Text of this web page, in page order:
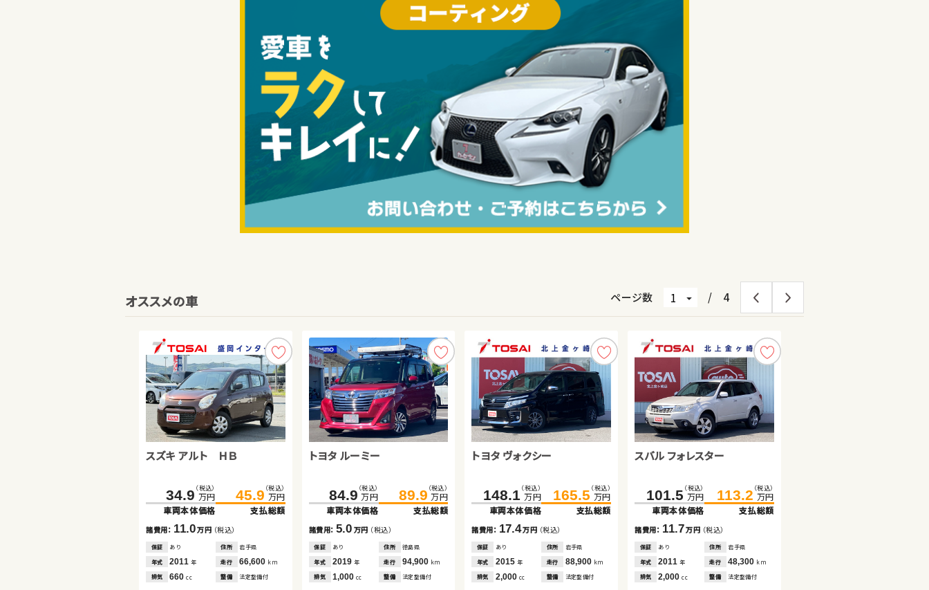
オススメの車 ページ数 / 4
スズキ アルト ＨＢ
34.9 （税込）
万円
車両本体価格
45.9 （税込）
万円
支払総額
諸費用： 11.0万円 （税込）
保証 あり 住所
岩手県
年式
2011年 走行 66,600 km
排気
660cc 整備 法定整備付
トヨタ ルーミー
84.9 （税込）
万円
車両本体価格
89.9 （税込）
万円
支払総額
諸費用：5.0 万円 （税込）
保証 あり 住所
徳島県
年式
2019年 走行 94,900 km
排気
1,000cc 整備 法定整備付
トヨタ ヴォクシー
148.1 （税込）
万円
車両本体価格
165.5 （税込）
万円
支払総額
諸費用： 17.4万円 （税込）
保証 あり 住所
岩手県
年式
2015 年 走行 88,900 km
排気
2,000 cc 整備 法定整備付
スバル フォレスター
101.5 （税込）
万円
車両本体価格
113.2 （税込）
万円
支払総額
諸費用： 11.7万円 （税込）
保証 あり 住所
岩手県
年式
2011年 走行 48,300 km
排気
2,000cc 整備 法定整備付
ホンダ フィット
84.2 （税込）
万円
車両本体価格
99.9 （税込）
万円
支払総額
諸費用： 15.7万円 （税込）
保証 あり 住所
岩手県
年式
2020年 走行 74,800 km
排気
1,400 整備 法定整備付
トヨタ ヴォクシー ハイブリッ
433.4 （税込）
万円
車両本体価格
445.3 （税込）
万円
支払総額
諸費用：11.9万円（税込）
保証 あり 住所
埼玉県
年式
2024年 走行 23,700 km
排気
1,800cc 整備 法定整備付
日産 エクストレイル
347.6 （税込）
万円
車両本体価格
359.4 （税込）
万円
支払総額
諸費用： 11.8万円 （税込）
保証 なし 住所
東京都
年式
2022 年 走行 23,400 km
排気
1,500 cc 整備 なし
スズキ ワゴンＲ
44.8 （税込）
万円
車両本体価格
55.4 （税込）
万円
支払総額
諸費用： 10.6万円 （税込）
保証 あり 住所
千葉県
年式
2014年 走行 63,300 km
排気
660cc 整備 法定整備付
トヨタ アクア
174.7 （税込）
万円
車両本体価格
189.7 （税込）
万円
支払総額
諸費用： 15.0万円 （税込）
保証 あり 住所
岩手県
年式
2024年 走行 68,300 km
排気
1,500 整備 法定整備付
ダイハツ タント
68.9 （税込）
万円
車両本体価格
77.8 （税込）
万円
支払総額
諸費用：8.9 万円 （税込）
保証 あり 住所
北海道
年式
2016年 走行 37,200 km
排気
660cc 整備 法定整備付
スズキ アルト ＨＢ
58.7 （税込）
万円
車両本体価格
67.7 （税込）
万円
支払総額
諸費用： 9.0 万円（税込）
保証 あり 住所
埼玉県
年式
2021 年 走行 24,100 km
排気
660cc 整備 法定整備付
日産 セレナ
119.9 （税込）
万円
車両本体価格
124.9 （税込）
万円
支払総額
諸費用： 5.0 万円（税込）
保証 あり 住所
徳島県
年式
2016年 走行 71,000 km
排気
2,000cc 整備 法定整備付
スバル フォレスター
152.7 （税込）
万円
車両本体価格
164.8 （税込）
万円
支払総額
諸費用：12.1万円（税込）
保証 あり 住所
埼玉県
年式
2018年 走行 84,500 km
排気
2,500cc 整備 法定整備付
スズキ スイフト
85.0 （税込）
万円
車両本体価格
96.2 （税込）
万円
支払総額
諸費用： 11.2万円 （税込）
保証 あり 住所
岡山県
年式
2017 年 走行 70,600 km
排気
1,200 cc 整備 法定整備付